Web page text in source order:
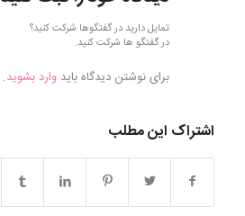
تمایل دارید در گفتگوها شرکت کنید؟
در گفتگو ها شرکت کنید.
برای نوشتن دیدگاه باید وارد بشوید.
اشتراک این مطلب